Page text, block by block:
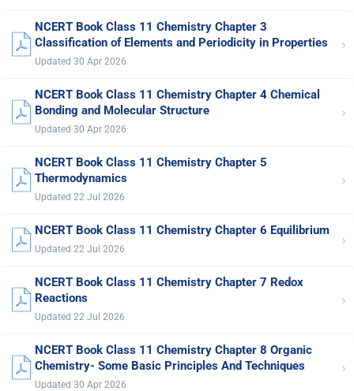
NCERT Book Class 11 Chemistry Chapter 3
Classification of Elements and Periodicity in Properties
Updated 30 Apr 2026
›
NCERT Book Class 11 Chemistry Chapter 4 Chemical
Bonding and Molecular Structure
Updated 30 Apr 2026
›
NCERT Book Class 11 Chemistry Chapter 5
Thermodynamics
Updated 22 Jul 2026
›
NCERT Book Class 11 Chemistry Chapter 6 Equilibrium
Updated 22 Jul 2026 ›
NCERT Book Class 11 Chemistry Chapter 7 Redox
Reactions
Updated 22 Jul 2026
›
NCERT Book Class 11 Chemistry Chapter 8 Organic
Chemistry- Some Basic Principles And Techniques
Updated 30 Apr 2026
›